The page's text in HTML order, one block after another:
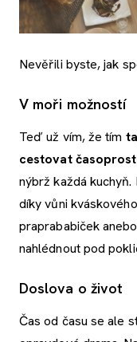
Nevěřili byste, jak
V moři možností
Teď už vím, že tím
cestovat
nýbrž každá
díky vůni
praprababiček
nahlédnout pod
Doslova o život
Čas od času se ale